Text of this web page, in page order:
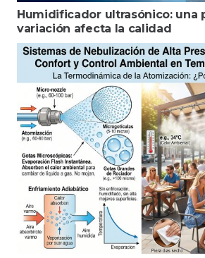
Humidificador ultrasónico: una
variación afecta la calidad